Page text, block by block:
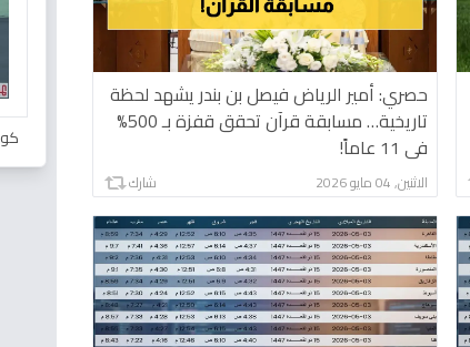
حصري: أمير الرياض فيصل بن بندر يشهد لحظة
تاريخية… مسابقة قرآن تحقق قفزة بـ 500%
في 11 عاماً!
الاثنين, 04 مايو 2026 شارك